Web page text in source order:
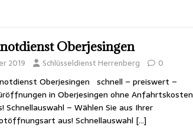
Oberjesingen
2019 Schlüsseldienst Herrenberg 0
Oberjesingen schnell – preiswert –
in Oberjesingen ohne Anfahrtskosten
Schnellauswahl – Wählen Sie aus Ihrer
aus! Schnellauswahl […]